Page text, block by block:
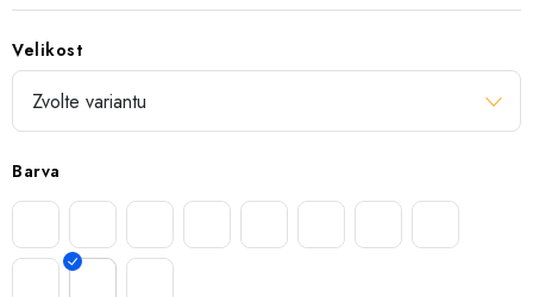
Velikost
Barva